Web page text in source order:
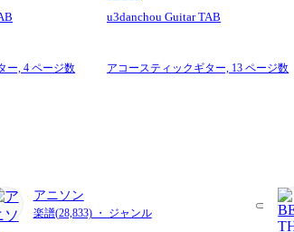
ー,4 ページ数
u3danchou Guitar TAB
アコースティックギター, 13 ページ数
アニソン
楽譜(28,833) ・ ジャンル